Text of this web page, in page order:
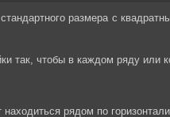
размера с
так, чтобы в каждом ряду или
рядом по